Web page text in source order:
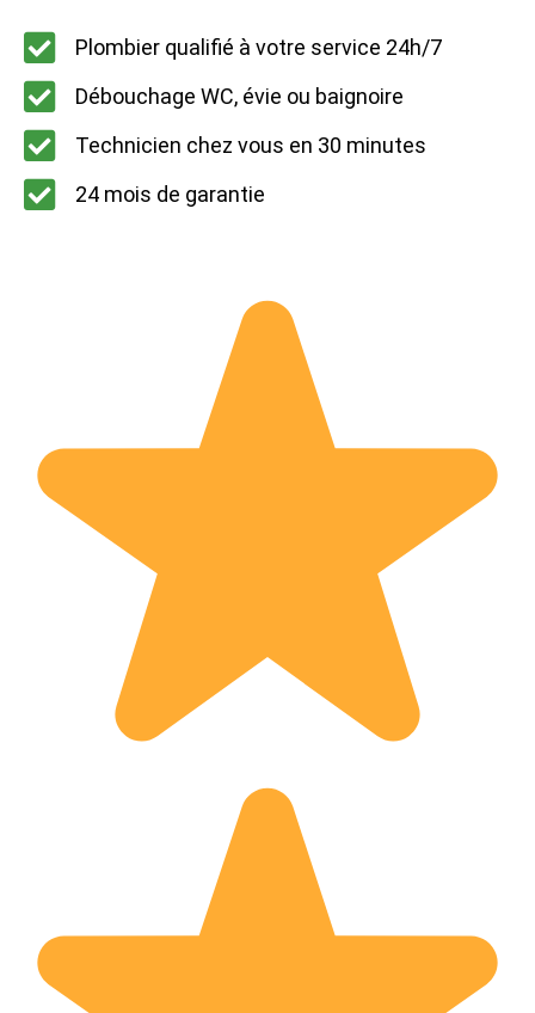
Plombier qualifié à votre service 24h/7
Débouchage WC, évie ou baignoire
Technicien chez vous en 30 minutes
24 mois de garantie